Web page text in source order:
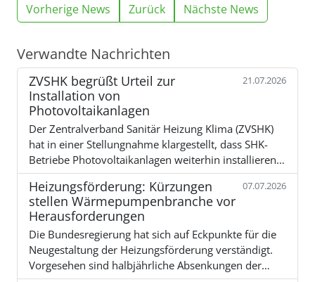
Vorherige News Zurück Nächste News
Verwandte Nachrichten
ZVSHK begrüßt Urteil zur
Installation von
Photovoltaikanlagen
21.07.2026
Der Zentralverband Sanitär Heizung Klima (ZVSHK)
hat in einer Stellungnahme klargestellt, dass SHK-
Betriebe Photovoltaikanlagen weiterhin installieren…
Heizungsförderung: Kürzungen
stellen Wärmepumpenbranche vor
Herausforderungen
07.07.2026
Die Bundesregierung hat sich auf Eckpunkte für die
Neugestaltung der Heizungsförderung verständigt.
Vorgesehen sind halbjährliche Absenkungen der…